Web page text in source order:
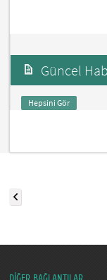
Güncel
Hepsini Gör